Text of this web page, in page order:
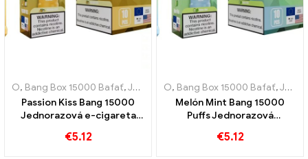
O, Bang Box 15000 Bafať,Jednorazové elektronické cigarety Švédsko
Passion Kiss Bang 15000
Jednorazová e-cigareta
pre milovníkov ovocia a
€5.12
O, Bang Box 15000 Bafať,Jednorazové elektronické cigarety Švédsko
Melón Mint Bang 15000
Puffs Jednorazová
spája sladkosť melónu so
€5.12